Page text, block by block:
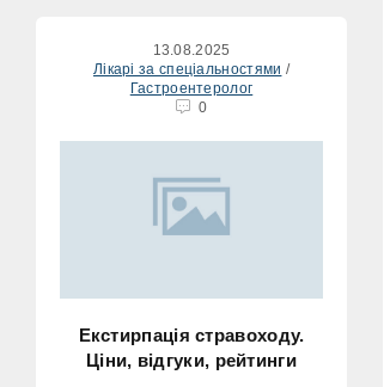
13.08.2025
Лікарі за спеціальностями /
Гастроентеролог
0
Екстирпація стравоходу.
Ціни, відгуки, рейтинги